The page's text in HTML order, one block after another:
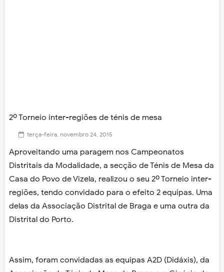
2º Torneio inter-regiões de ténis de mesa
terça-feira, novembro 24, 2015
Aproveitando uma paragem nos Campeonatos
Distritais da Modalidade, a secção de Ténis de Mesa da
Casa do Povo de Vizela, realizou o seu 2º Torneio inter-
regiões, tendo convidado para o efeito 2 equipas. Uma
delas da Associação Distrital de Braga e uma outra da
Distrital do Porto.
Assim, foram convidadas as equipas A2D (Didáxis), da